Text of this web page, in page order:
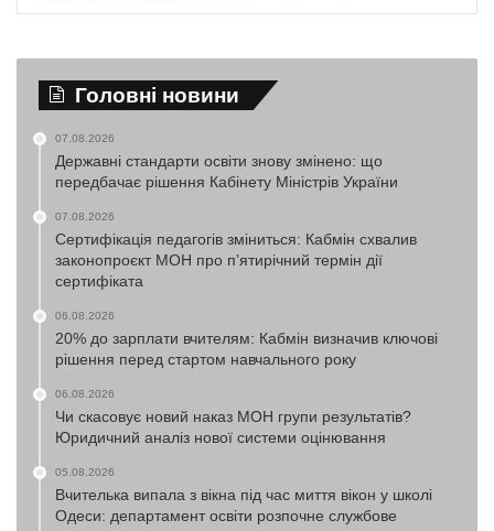
Головні новини
07.08.2026
Державні стандарти освіти знову змінено: що
передбачає рішення Кабінету Міністрів України
07.08.2026
Сертифікація педагогів зміниться: Кабмін схвалив
законопроєкт МОН про п’ятирічний термін дії
сертифіката
06.08.2026
20% до зарплати вчителям: Кабмін визначив ключові
рішення перед стартом навчального року
06.08.2026
Чи скасовує новий наказ МОН групи результатів?
Юридичний аналіз нової системи оцінювання
05.08.2026
Вчителька випала з вікна під час миття вікон у школі
Одеси: департамент освіти розпочне службове